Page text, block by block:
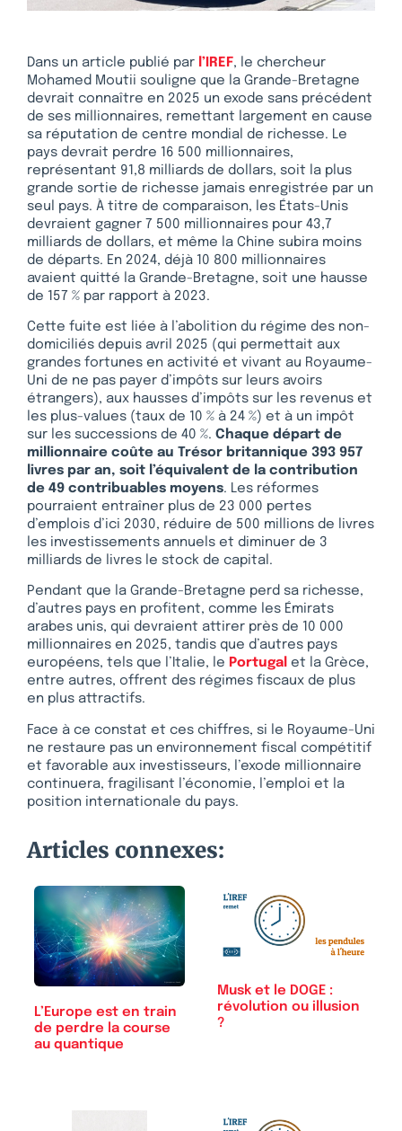
Dans un article publié par l’IREF, le chercheur
Mohamed Moutii souligne que la Grande-Bretagne
devrait connaître en 2025 un exode sans précédent
de ses millionnaires, remettant largement en cause
sa réputation de centre mondial de richesse. Le
pays devrait perdre 16 500 millionnaires,
représentant 91,8 milliards de dollars, soit la plus
grande sortie de richesse jamais enregistrée par un
seul pays. À titre de comparaison, les États-Unis
devraient gagner 7 500 millionnaires pour 43,7
milliards de dollars, et même la Chine subira moins
de départs. En 2024, déjà 10 800 millionnaires
avaient quitté la Grande-Bretagne, soit une hausse
de 157 % par rapport à 2023.
Cette fuite est liée à l’abolition du régime des non-
domiciliés depuis avril 2025 (qui permettait aux
grandes fortunes en activité et vivant au Royaume-
Uni de ne pas payer d’impôts sur leurs avoirs
étrangers), aux hausses d’impôts sur les revenus et
les plus-values (taux de 10 % à 24 %) et à un impôt
sur les successions de 40 %. Chaque départ de
millionnaire coûte au Trésor britannique 393 957
livres par an, soit l’équivalent de la contribution
de 49 contribuables moyens. Les réformes
pourraient entraîner plus de 23 000 pertes
d’emplois d’ici 2030, réduire de 500 millions de livres
les investissements annuels et diminuer de 3
milliards de livres le stock de capital.
Pendant que la Grande-Bretagne perd sa richesse,
d’autres pays en profitent, comme les Émirats
arabes unis, qui devraient attirer près de 10 000
millionnaires en 2025, tandis que d’autres pays
européens, tels que l’Italie, le Portugal et la Grèce,
entre autres, offrent des régimes fiscaux de plus
en plus attractifs.
Face à ce constat et ces chiffres, si le Royaume-Uni
ne restaure pas un environnement fiscal compétitif
et favorable aux investisseurs, l’exode millionnaire
continuera, fragilisant l’économie, l’emploi et la
position internationale du pays.
Articles connexes:
L’Europe est en train
de perdre la course
au quantique
Musk et le DOGE :
révolution ou illusion
?